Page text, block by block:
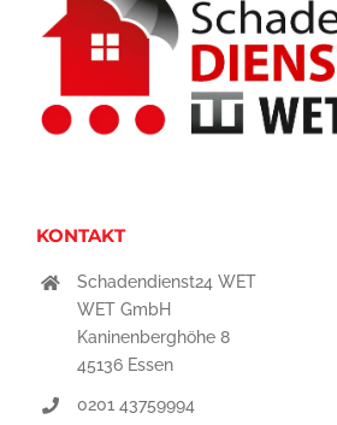
KONTAKT
Schadendienst24 WET
WET GmbH
Kaninenberghöhe 8
45136 Essen
0201 43759994